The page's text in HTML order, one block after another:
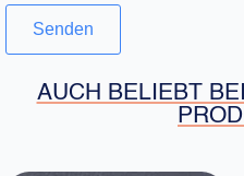
AUCH BELIEBT